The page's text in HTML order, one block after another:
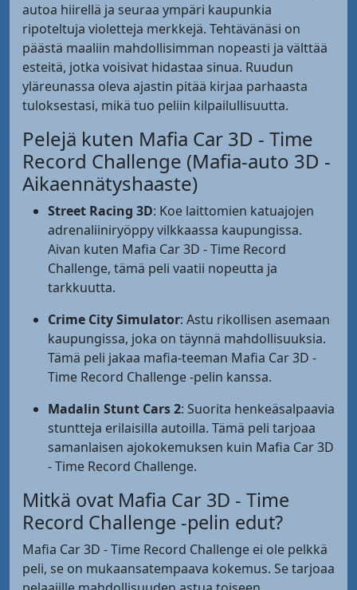
autoa hiirellä ja seuraa ympäri kaupunkia
ripoteltuja violetteja merkkejä. Tehtävänäsi on
päästä maaliin mahdollisimman nopeasti ja välttää
esteitä, jotka voisivat hidastaa sinua. Ruudun
yläreunassa oleva ajastin pitää kirjaa parhaasta
tuloksestasi, mikä tuo peliin kilpailullisuutta.
Pelejä kuten Mafia Car 3D - Time
Record Challenge (Mafia-auto 3D -
Aikaennätyshaaste)
Street Racing 3D: Koe laittomien katuajojen
adrenaliiniryöppy vilkkaassa kaupungissa.
Aivan kuten Mafia Car 3D - Time Record
Challenge, tämä peli vaatii nopeutta ja
tarkkuutta.
Crime City Simulator: Astu rikollisen asemaan
kaupungissa, joka on täynnä mahdollisuuksia.
Tämä peli jakaa mafia-teeman Mafia Car 3D -
Time Record Challenge -pelin kanssa.
Madalin Stunt Cars 2: Suorita henkeäsalpaavia
stuntteja erilaisilla autoilla. Tämä peli tarjoaa
samanlaisen ajokokemuksen kuin Mafia Car 3D
- Time Record Challenge.
Mitkä ovat Mafia Car 3D - Time
Record Challenge -pelin edut?
Mafia Car 3D - Time Record Challenge ei ole pelkkä
peli, se on mukaansatempaava kokemus. Se tarjoaa